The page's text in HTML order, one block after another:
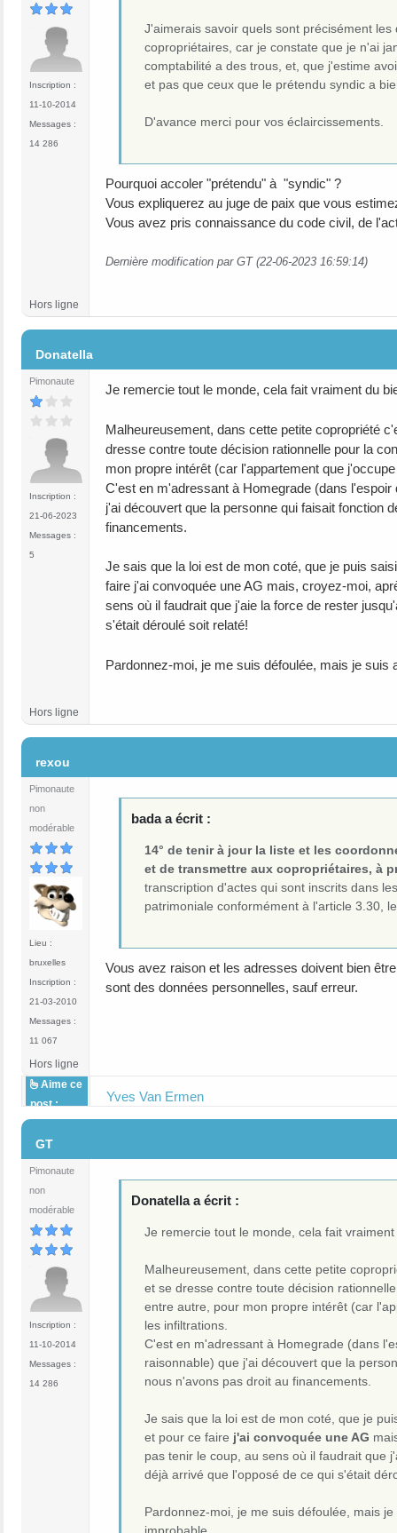
Inscription :
11-10-2014
Messages :
14 286
J'aimerais savoir quels sont précisément
copropriétaires, car je constate que je n'ai
comptabilité a des trous, et, que j'estime
et pas que ceux que le prétendu syndic a
D'avance merci pour vos éclaircissements.
Pourquoi accoler "prétendu" à "syndic" ?
Vous expliquerez au juge de paix que vous
Vous avez pris connaissance du code civil, de
Dernière modification par GT (22-06-2023 16:59:14)
Hors ligne
Donatella
Pimonaute
Inscription :
21-06-2023
Messages :
5
Je remercie tout le monde, cela fait vraiment du
Malheureusement, dans cette petite copropriété
dresse contre toute décision rationnelle pour la
mon propre intérêt (car l'appartement que
C'est en m'adressant à Homegrade (dans
j'ai découvert que la personne qui faisait fonction
financements.
Je sais que la loi est de mon coté, que je puis
faire j'ai convoquée une AG mais, croyez-moi,
sens où il faudrait que j'aie la force de rester
s'était déroulé soit relaté!
Pardonnez-moi, je me suis défoulée, mais je suis
Hors ligne
rexou
Pimonaute
non
modérable
Lieu :
bruxelles
Inscription :
21-03-2010
Messages :
11 067
bada a écrit :
14° de tenir à jour la liste et les
et de transmettre aux copropriétaires, à
transcription d'actes qui sont inscrits dans
patrimoniale conformément à l'article 3.30,
Vous avez raison et les adresses doivent bien
sont des données personnelles, sauf erreur.
Hors ligne
Aime ce
post :
Yves Van Ermen
GT
Pimonaute
non
modérable
Inscription :
11-10-2014
Messages :
14 286
Donatella a écrit :
Je remercie tout le monde, cela fait
Malheureusement, dans cette petite
et se dresse contre toute décision
entre autre, pour mon propre intérêt (car
les infiltrations.
C'est en m'adressant à Homegrade (dans
raisonnable) que j'ai découvert que la
nous n'avons pas droit au financements.
Je sais que la loi est de mon coté, que je
et pour ce faire j'ai convoquée une AG
pas tenir le coup, au sens où il faudrait que
déjà arrivé que l'opposé de ce qui s'était
Pardonnez-moi, je me suis défoulée, mais
improbable.